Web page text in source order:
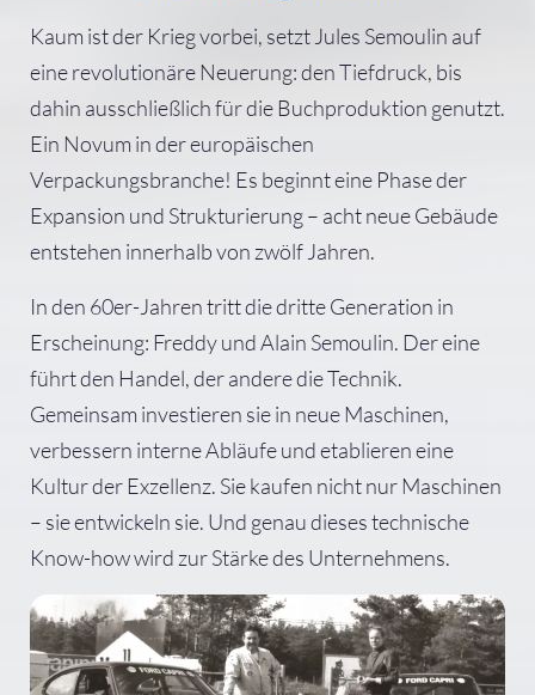
Kaum ist der Krieg vorbei, setzt Jules Semoulin auf
eine revolutionäre Neuerung: den Tiefdruck, bis
dahin ausschließlich für die Buchproduktion genutzt.
Ein Novum in der europäischen
Verpackungsbranche! Es beginnt eine Phase der
Expansion und Strukturierung – acht neue Gebäude
entstehen innerhalb von zwölf Jahren.
In den 60er-Jahren tritt die dritte Generation in
Erscheinung: Freddy und Alain Semoulin. Der eine
führt den Handel, der andere die Technik.
Gemeinsam investieren sie in neue Maschinen,
verbessern interne Abläufe und etablieren eine
Kultur der Exzellenz. Sie kaufen nicht nur Maschinen
– sie entwickeln sie. Und genau dieses technische
Know-how wird zur Stärke des Unternehmens.